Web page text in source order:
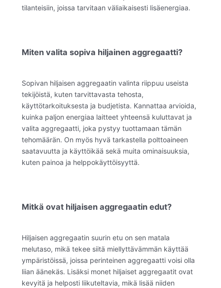
tilanteisiin, joissa tarvitaan väliaikaisesti lisäenergiaa.
Miten valita sopiva hiljainen aggregaatti?
Sopivan hiljaisen aggregaatin valinta riippuu useista
tekijöistä, kuten tarvittavasta tehosta,
käyttötarkoituksesta ja budjetista. Kannattaa arvioida,
kuinka paljon energiaa laitteet yhteensä kuluttavat ja
valita aggregaatti, joka pystyy tuottamaan tämän
tehomäärän. On myös hyvä tarkastella polttoaineen
saatavuutta ja käyttöikää sekä muita ominaisuuksia,
kuten painoa ja helppokäyttöisyyttä.
Mitkä ovat hiljaisen aggregaatin edut?
Hiljaisen aggregaatin suurin etu on sen matala
melutaso, mikä tekee siitä miellyttävämmän käyttää
ympäristöissä, joissa perinteinen aggregaatti voisi olla
liian äänekäs. Lisäksi monet hiljaiset aggregaatit ovat
kevyitä ja helposti liikuteltavia, mikä lisää niiden